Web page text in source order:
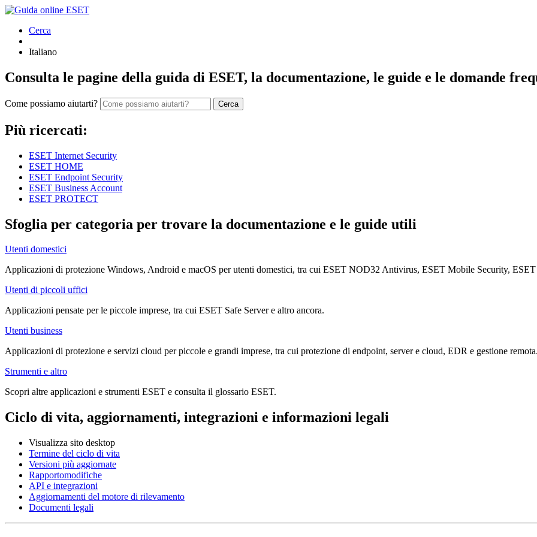
Cerca
Italiano
Consulta le pagine della guida di ESET, la documentazione, le guide e le domande
Come possiamo aiutarti? Cerca
Più ricercati:
ESET Internet Security
ESET HOME
ESET Endpoint Security
ESET Business Account
ESET PROTECT
Sfoglia per categoria per trovare la documentazione e le guide utili
Utenti domestici
Applicazioni di protezione Windows, Android e macOS per utenti domestici, tra cui ESET NOD32 Antivirus, ESET Mobile Security, ESET
Utenti di piccoli uffici
Applicazioni pensate per le piccole imprese, tra cui ESET Safe Server e altro ancora.
Utenti business
Applicazioni di protezione e servizi cloud per piccole e grandi imprese, tra cui protezione di endpoint, server e cloud, EDR e gestione remota.
Strumenti e altro
Scopri altre applicazioni e strumenti ESET e consulta il glossario ESET.
Ciclo di vita, aggiornamenti, integrazioni e informazioni legali
Visualizza sito desktop
Termine del ciclo di vita
Versioni più aggiornate
Rapportomodifiche
API e integrazioni
Aggiornamenti del motore di rilevamento
Documenti legali